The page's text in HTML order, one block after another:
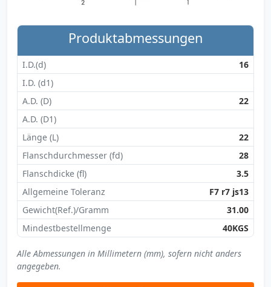
Produktabmessungen
I.D.(d)
16
I.D. (d1)
A.D. (D)
22
A.D. (D1)
Länge (L)
22
Flanschdurchmesser (fd)
28
Flanschdicke (fl)
3.5
Allgemeine Toleranz
F7 r7 js13
Gewicht(Ref.)/Gramm
31.00
Mindestbestellmenge
40KGS
Alle Abmessungen in Millimetern (mm), sofern nicht anders
angegeben.